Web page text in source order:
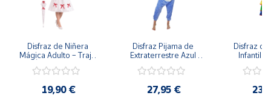
Disfraz de Niñera
Mágica Adulto – Traje
de Mary Poppins con
(3 Piezas)
19,90 €
Disfraz Pijama de
Extraterrestre Azul
Kigurumi de
27,95 €
Disfraz de
Infantil –